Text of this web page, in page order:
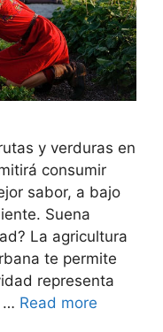
y verduras en
consumir
sabor, a bajo
Suena
La agricultura
te permite
representa
… Read more